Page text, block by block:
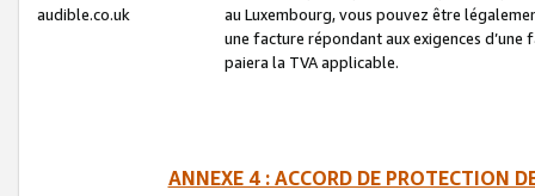
audible.co.uk
au Luxembourg, vous pouvez être
une facture répondant aux exigences
paiera la TVA applicable.
ANNEXE 4 : ACCORD DE PROTECTION